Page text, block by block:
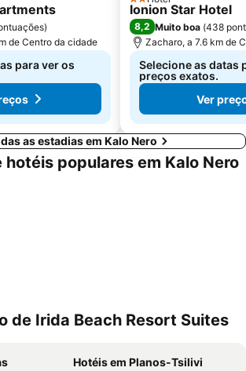
)
de Centro da cidade
para ver os
2 Estrelas
Ionion Star Hotel
8,2 Muito boa (438
Zacharo, a 7.6 km de
Selecione as datas
preços exatos.
Ver
as estadias em Kalo Nero
populares em Kalo Nero
de Irida Beach Resort Suites
Hotéis em Planos-Tsilivi